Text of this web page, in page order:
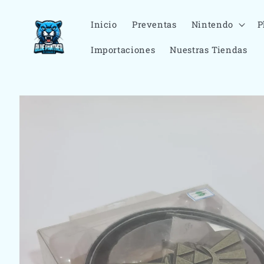
al contenido
Inicio Preventas Nintendo
Importaciones Nuestras Tiendas
directamente